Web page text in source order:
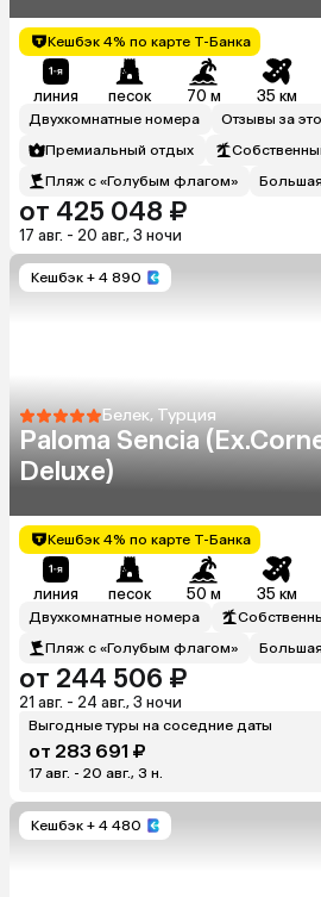
Кешбэк 4% по карте Т-Банка
линия песок 70 м 35 км
Двухкомнатные номера
Отзывы за
Премиальный отдых
Пляж с «Голубым флагом»
от 425 048 ₽
17 авг. - 20 авг., 3 ночи
Кешбэк + 4 890
Белек, Турция
Paloma Sencia
Deluxe)
Кешбэк 4% по карте Т-Банка
линия песок 50 м 35 км
Двухкомнатные номера
Пляж с «Голубым флагом»
от 244 506 ₽
21 авг. - 24 авг., 3 ночи
Выгодные туры на соседние даты
от 283 691 ₽
17 авг. - 20 авг., 3 н.
Кешбэк + 4 480